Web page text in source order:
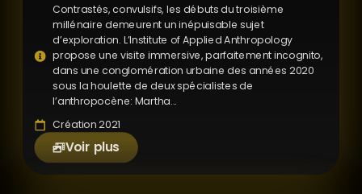
Contrastés, convulsifs, les débuts du troisième
millénaire demeurent un inépuisable sujet
d’exploration. L’Institute of Applied Anthropology
propose une visite immersive, parfaitement incognito,
dans une conglomération urbaine des années 2020
sous la houlette de deux spécialistes de
l’anthropocène: Martha...
Création 2021
Voir plus